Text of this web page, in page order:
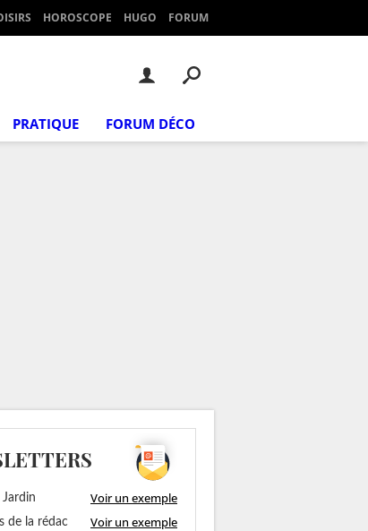
HOROSCOPE HUGO FORUM
PRATIQUE FORUM DÉCO
Jardin Voir un exemple
de la rédac Voir un exemple